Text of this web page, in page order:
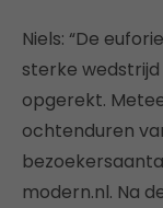
Niels: “De
sterke
opgerekt.
ochtenduren
modern.nl. Na